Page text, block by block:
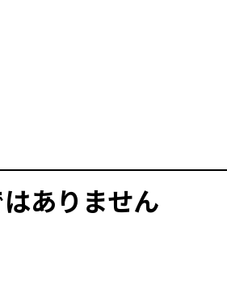
ありません